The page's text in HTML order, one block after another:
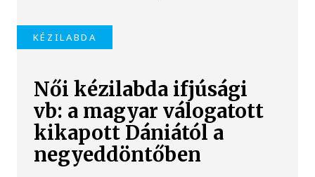
KÉZILABDA
Női kézilabda ifjúsági
vb: a magyar válogatott
kikapott Dániától a
negyeddöntőben